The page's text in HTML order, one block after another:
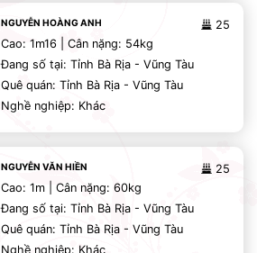
25
NGUYỄN HOÀNG ANH
Cao: 1m16 | Cân nặng: 54kg
Đang số tại: Tỉnh Bà Rịa - Vũng Tàu
Quê quán: Tỉnh Bà Rịa - Vũng Tàu
Nghề nghiệp: Khác
25
NGUYỄN VĂN HIỀN
Cao: 1m | Cân nặng: 60kg
Đang số tại: Tỉnh Bà Rịa - Vũng Tàu
Quê quán: Tỉnh Bà Rịa - Vũng Tàu
Nghề nghiệp: Khác